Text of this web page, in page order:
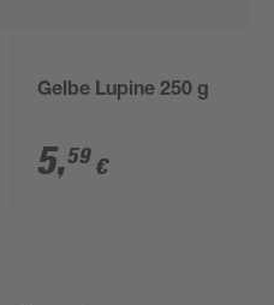
Gelbe Lupine 250 g
5,59 €